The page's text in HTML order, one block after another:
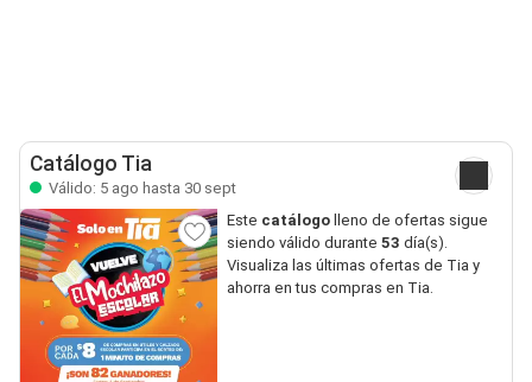
Catálogo Tia
Válido: 5 ago hasta 30 sept
Este catálogo lleno de ofertas sigue
siendo válido durante 53 día(s).
Visualiza las últimas ofertas de Tia y
ahorra en tus compras en Tia.